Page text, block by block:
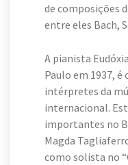
de composições
entre eles Bach,
A pianista
Paulo em 1937, é
intérpretes da
internacional.
importantes no
Magda
como solista no